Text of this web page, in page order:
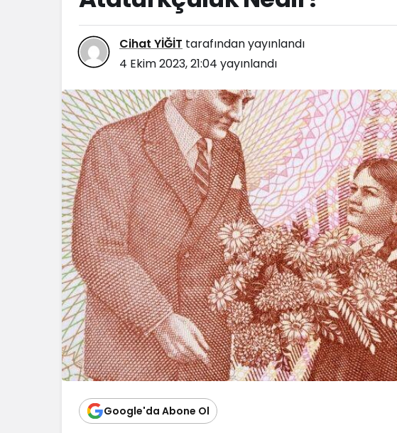
Cihat YİĞİT tarafından yayınlandı
4 Ekim 2023, 21:04 yayınlandı
Google'da Abone Ol
Blog
Dizüstü Bilgisayar
Seçiminde Performans